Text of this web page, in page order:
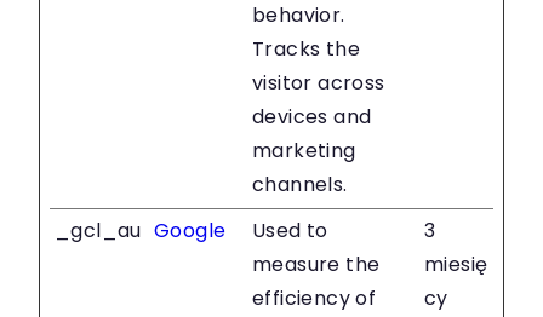
behavior.
Tracks the
visitor across
devices and
marketing
channels.
_gcl_au Google
Used to
measure the
efficiency of
3
miesię
cy